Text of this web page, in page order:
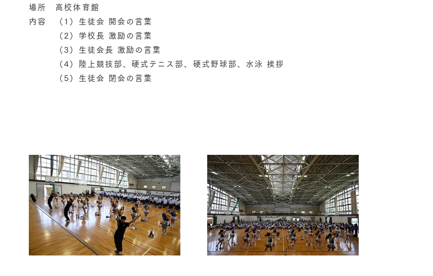
場所 高校体育館
内容 （1）生徒会 開会の言葉
（2）学校長 激励の言葉
（3）生徒会長 激励の言葉
（4）陸上競技部、硬式テニス部、硬式野球部、水泳 挨拶
（5）生徒会 閉会の言葉